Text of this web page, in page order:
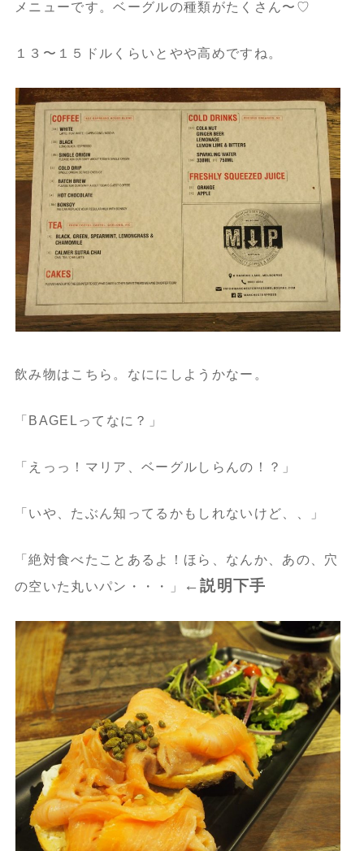
メニューです。ベーグルの種類がたくさん〜♡
１３〜１５ドルくらいとやや高めですね。
飲み物はこちら。なににしようかなー。
「BAGELってなに？」
「えっっ！マリア、ベーグルしらんの！？」
「いや、たぶん知ってるかもしれないけど、、」
「絶対食べたことあるよ！ほら、なんか、あの、穴
の空いた丸いパン・・・」
←説明下手